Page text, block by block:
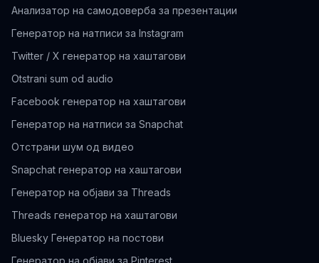
Анализатор на самодоверба за презентации
Генератор на натписи за Instagram
Twitter / X генератор на хаштагови
Otstrani sum od audio
Facebook генератор на хаштагови
Генератор на натписи за Snapchat
Отстрани шум од видео
Snapchat генератор на хаштагови
Генератор на објави за Threads
Threads генератор на хаштагови
Bluesky Генератор на постови
Генератор на објави за Pinterest